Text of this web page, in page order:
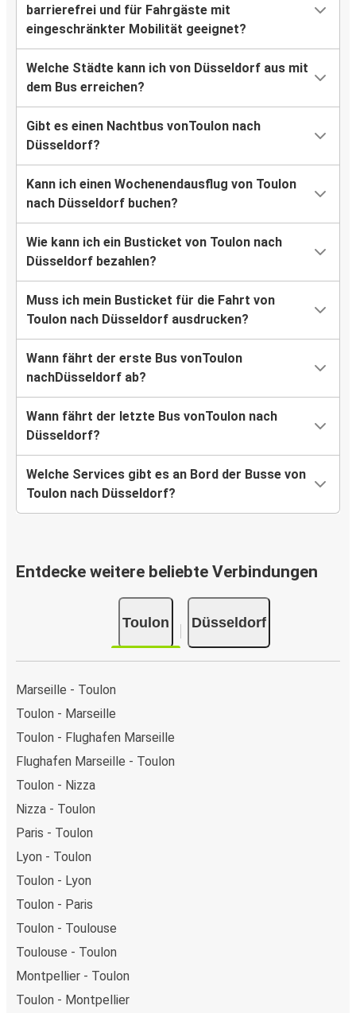
barrierefrei und für Fahrgäste mit
eingeschränkter Mobilität geeignet?
Welche Städte kann ich von Düsseldorf aus mit
dem Bus erreichen?
Gibt es einen Nachtbus vonToulon nach
Düsseldorf?
Kann ich einen Wochenendausflug von Toulon
nach Düsseldorf buchen?
Wie kann ich ein Busticket von Toulon nach
Düsseldorf bezahlen?
Muss ich mein Busticket für die Fahrt von
Toulon nach Düsseldorf ausdrucken?
Wann fährt der erste Bus vonToulon
nachDüsseldorf ab?
Wann fährt der letzte Bus vonToulon nach
Düsseldorf?
Welche Services gibt es an Bord der Busse von
Toulon nach Düsseldorf?
Entdecke weitere beliebte Verbindungen
Toulon Düsseldorf
Marseille - Toulon
Toulon - Marseille
Toulon - Flughafen Marseille
Flughafen Marseille - Toulon
Toulon - Nizza
Nizza - Toulon
Paris - Toulon
Lyon - Toulon
Toulon - Lyon
Toulon - Paris
Toulon - Toulouse
Toulouse - Toulon
Montpellier - Toulon
Toulon - Montpellier